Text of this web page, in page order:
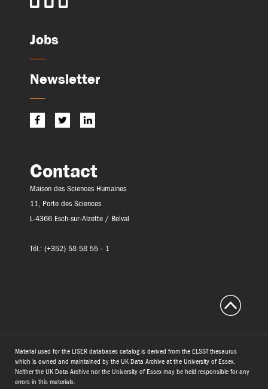
Jobs
Newsletter
Contact
Maison des Sciences Humaines
11, Porte des Sciences
L-4366 Esch-sur-Alzette / Belval
Tél.: (+352) 58 58 55 - 1
Material used for the LISER databases catalog is derived from the ELSST thesaurus
which is owned and maintained by the UK Data Archive at the University of Essex.
Neither the UK Data Archive nor the University of Essex may be held responsible for any
errors in this materials.